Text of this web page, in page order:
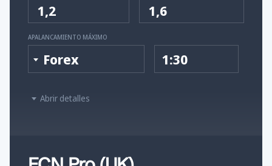
Abrir detalles
1,2 1,6
APALANCAMIENTO MÁXIMO
Forex 1:30